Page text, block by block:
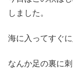
しました。
海に入ってすぐ
なんか足の裏に